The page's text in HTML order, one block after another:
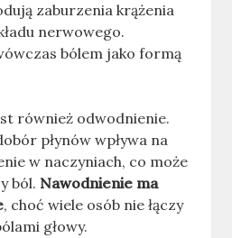
zaburzenia krążenia
nerwowego.
bólem jako formą
również odwodnienie.
płynów wpływa na
w naczyniach, co może
ból. Nawodnienie ma
, choć wiele osób nie łączy
głowy.